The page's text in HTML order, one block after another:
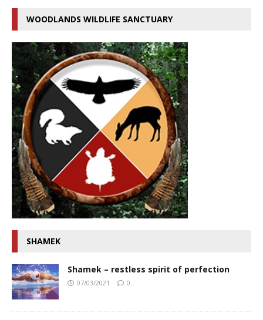
WOODLANDS WILDLIFE SANCTUARY
SHAMEK
Shamek – restless spirit of perfection
07/03/2021 0